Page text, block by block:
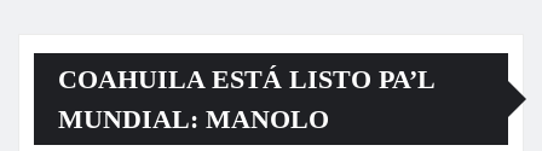
COAHUILA ESTÁ LISTO PA’L
MUNDIAL: MANOLO